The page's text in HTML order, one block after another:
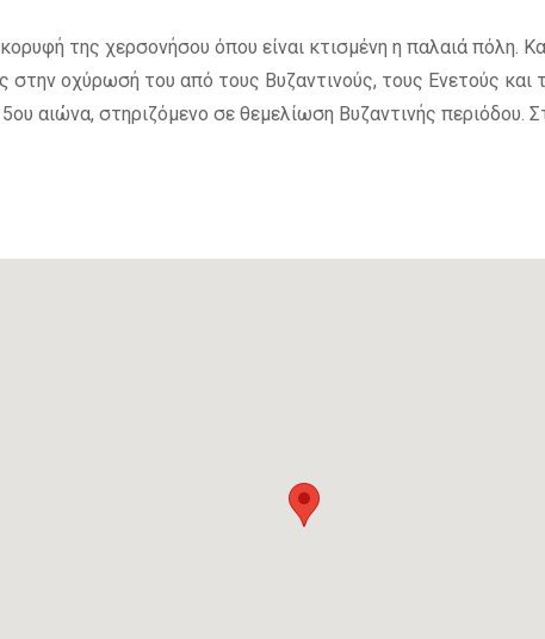
της χερσονήσου όπου είναι κτισμένη η παλαιά πόλη.
οχύρωσή του από τους Βυζαντινούς, τους Ενετούς
αιώνα, στηριζόμενο σε θεμελίωση Βυζαντινής περιόδου.